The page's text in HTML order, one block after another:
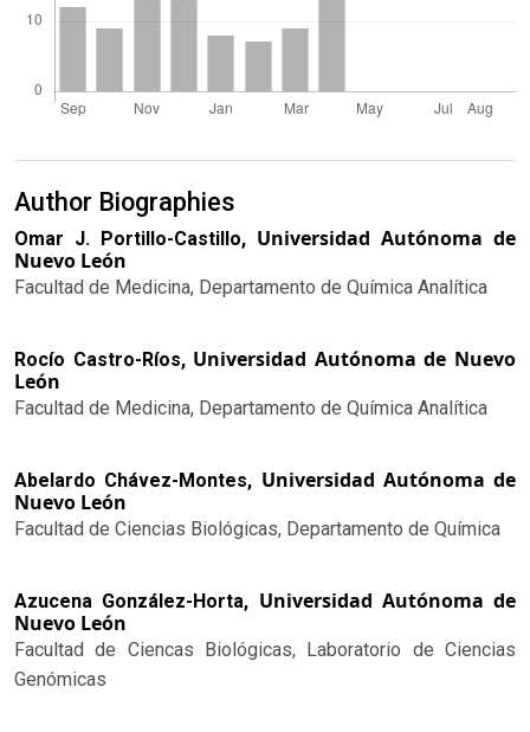
Author Biographies
Omar J. Portillo-Castillo, Universidad Autónoma de
Nuevo León
Facultad de Medicina, Departamento de Química Analítica
Rocío Castro-Ríos, Universidad Autónoma de Nuevo
León
Facultad de Medicina, Departamento de Química Analítica
Abelardo Chávez-Montes, Universidad Autónoma de
Nuevo León
Facultad de Ciencias Biológicas, Departamento de Química
Azucena González-Horta, Universidad Autónoma de
Nuevo León
Facultad de Ciencas Biológicas, Laboratorio de Ciencias
Genómicas